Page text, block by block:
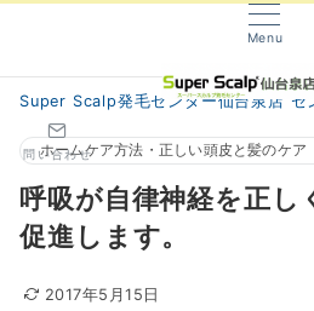
Menu
問い合わせ
Super Scalp発毛センター仙台泉店 セ
ホームケア方法・正しい頭皮と髪のケア
呼吸が自律神経を正し
促進します。
2017年5月15日